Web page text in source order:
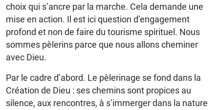
choix qui s’ancre par la marche. Cela demande une
mise en action. Il est ici question d’engagement
profond et non de faire du tourisme spirituel. Nous
sommes pèlerins parce que nous allons cheminer
avec Dieu.
Par le cadre d’abord. Le pèlerinage se fond dans la
Création de Dieu : ses chemins sont propices au
silence, aux rencontres, à s’immerger dans la nature